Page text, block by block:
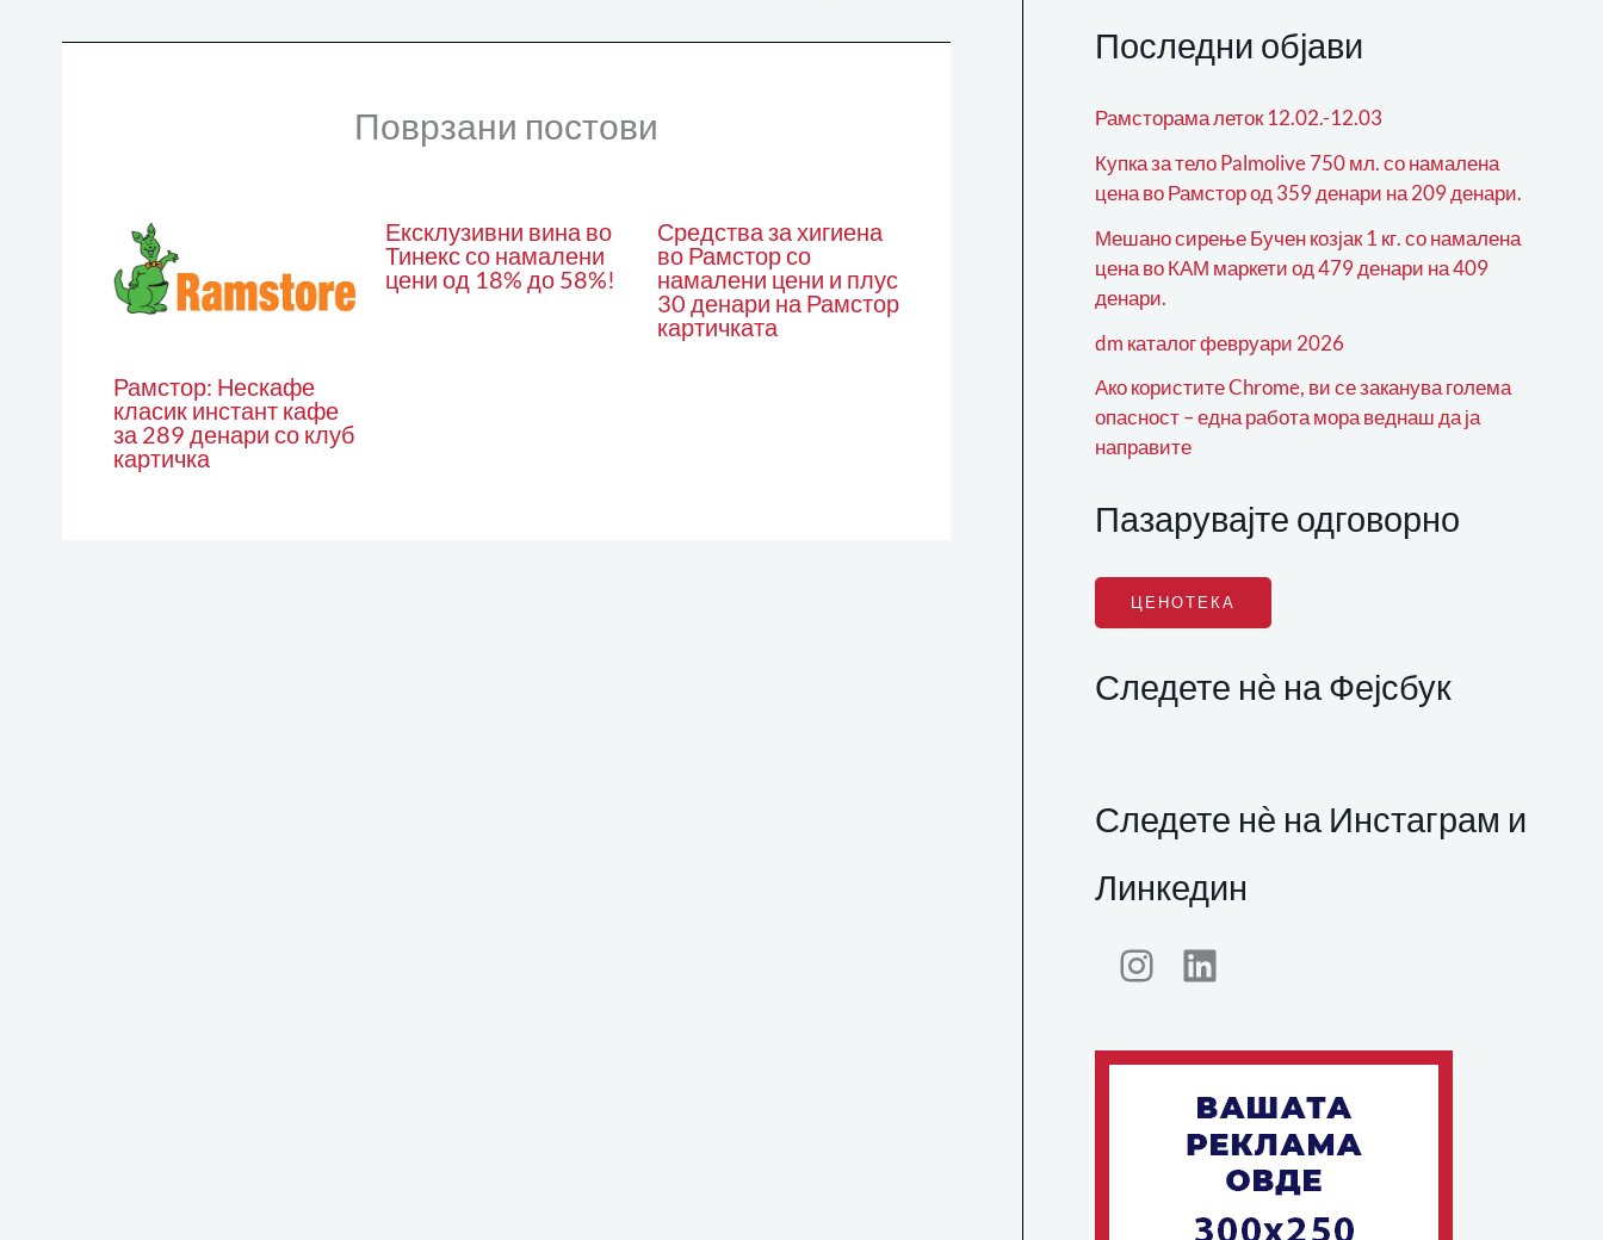
Поврзани постови
Рамстор: Нескафе
класик инстант кафе
за 289 денари со клуб
картичка
Ексклузивни вина во
Тинекс со намалени
цени од 18% до 58%!
Средства за хигиена
во Рамстор со
намалени цени и плус
30 денари на Рамстор
картичката
Последни објави
Рамсторама леток 12.02.-12.03
Купка за тело Palmolive 750 мл. со намалена
цена во Рамстор од 359 денари на 209 денари.
Мешано сирење Бучен козјак 1 кг. со намалена
цена во КАМ маркети од 479 денари на 409
денари.
dm каталог февруари 2026
Ако користите Chrome, ви се заканува голема
опасност – една работа мора веднаш да ја
направите
Пазарувајте одговорно
ЦЕНОТЕКА
Следете нѐ на Фејсбук
Следете нѐ на Инстаграм и
Линкедин